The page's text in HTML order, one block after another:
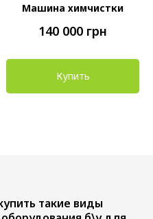
Машина химчистки
140 000 грн
Купить
такие виды